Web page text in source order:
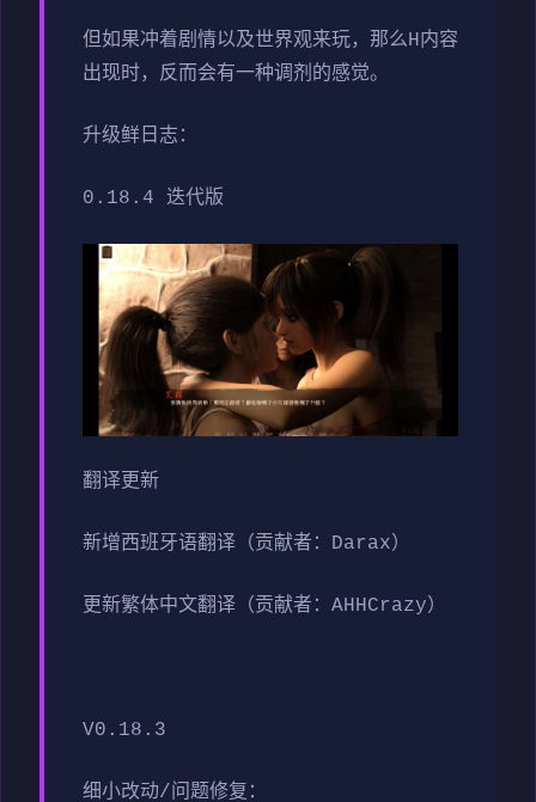
但如果冲着剧情以及世界观来玩，那么H内容
出现时，反而会有一种调剂的感觉。
升级鲜日志：
0.18.4 迭代版
翻译更新
新增西班牙语翻译（贡献者：Darax）
更新繁体中文翻译（贡献者：AHHCrazy）
V0.18.3
细小改动/问题修复：